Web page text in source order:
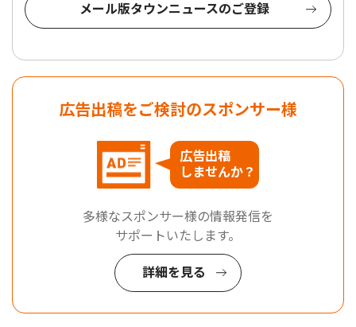
メール版タウンニュースのご登録
広告出稿をご検討のスポンサー様
広告出稿
しませんか？
多様なスポンサー様の情報発信を
サポートいたします。
詳細を見る